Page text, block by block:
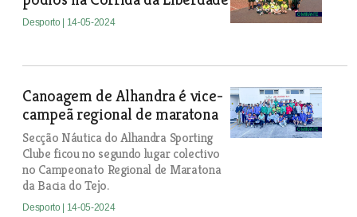
Desporto | 14-05-2024
Canoagem de Alhandra é vice-
campeã regional de maratona
Secção Náutica do Alhandra Sporting
Clube ficou no segundo lugar colectivo
no Campeonato Regional de Maratona
da Bacia do Tejo.
Desporto | 14-05-2024